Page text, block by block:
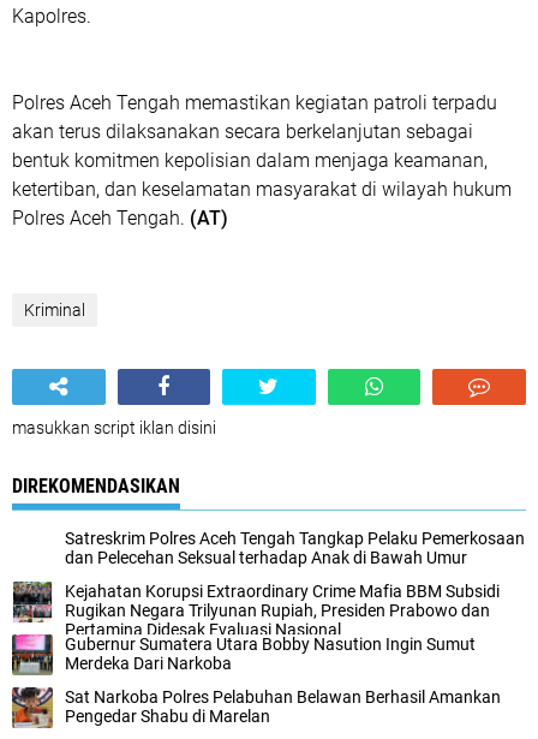
Kapolres.
Polres Aceh Tengah memastikan kegiatan patroli terpadu
akan terus dilaksanakan secara berkelanjutan sebagai
bentuk komitmen kepolisian dalam menjaga keamanan,
ketertiban, dan keselamatan masyarakat di wilayah hukum
Polres Aceh Tengah. (AT)
Kriminal
masukkan script iklan disini
DIREKOMENDASIKAN
Satreskrim Polres Aceh Tengah Tangkap Pelaku Pemerkosaan
dan Pelecehan Seksual terhadap Anak di Bawah Umur
Kejahatan Korupsi Extraordinary Crime Mafia BBM Subsidi
Rugikan Negara Trilyunan Rupiah, Presiden Prabowo dan
Pertamina Didesak Evaluasi Nasional
Gubernur Sumatera Utara Bobby Nasution Ingin Sumut
Merdeka Dari Narkoba
Sat Narkoba Polres Pelabuhan Belawan Berhasil Amankan
Pengedar Shabu di Marelan